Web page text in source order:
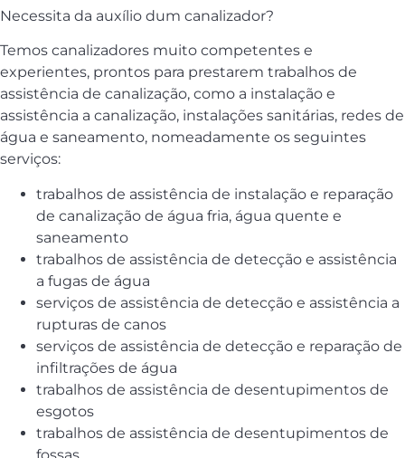
Necessita da auxílio dum canalizador?
Temos canalizadores muito competentes e
experientes, prontos para prestarem trabalhos de
assistência de canalização, como a instalação e
assistência a canalização, instalações sanitárias, redes de
água e saneamento, nomeadamente os seguintes
serviços:
trabalhos de assistência de instalação e reparação
de canalização de água fria, água quente e
saneamento
trabalhos de assistência de detecção e assistência
a fugas de água
serviços de assistência de detecção e assistência a
rupturas de canos
serviços de assistência de detecção e reparação de
infiltrações de água
trabalhos de assistência de desentupimentos de
esgotos
trabalhos de assistência de desentupimentos de
fossas